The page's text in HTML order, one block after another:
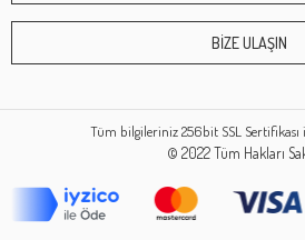
BİZE ULAŞIN
Tüm bilgileriniz 256bit SSL Sertifikası
© 2022Tüm Hakları